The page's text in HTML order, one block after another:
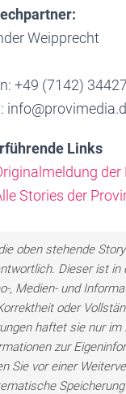
Weipprecht
+49 (7142)
Links
Stories der
oben stehende
Dieser ist in
, Medien- und
oder
haftet sie nur im
zur
Sie vor einer